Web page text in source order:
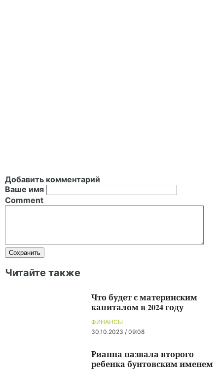
Добавить комментарий
Ваше имя
Comment
Читайте также
ФИНАНСЫ
30.10.2023 / 09:08
Что будет с материнским
капиталом в 2024 году
Рианна назвала второго
ребенка бунтовским именем